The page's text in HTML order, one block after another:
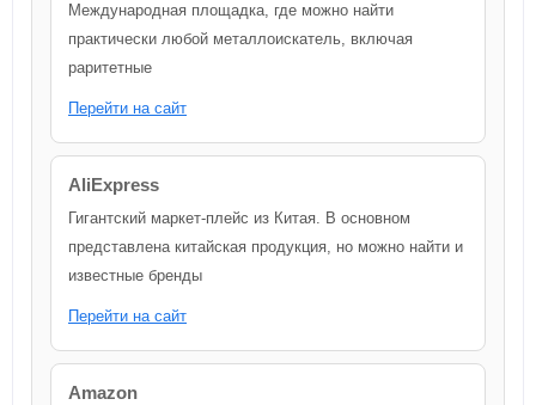
Международная площадка, где можно найти
практически любой металлоискатель, включая
раритетные
Перейти на сайт
AliExpress
Гигантский маркет-плейс из Китая. В основном
представлена китайская продукция, но можно найти и
известные бренды
Перейти на сайт
Amazon